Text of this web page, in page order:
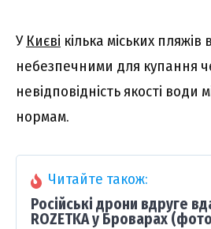
У Києві кілька міських пляжів
небезпечними для купання
невідповідність якості води
нормам.
Читайте також:
Російські дрони вдруге
ROZETKA у Броварах